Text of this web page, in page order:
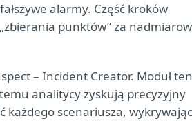
alarmy. Część kroków
punktów” za
– Incident Creator. Moduł ten
analitycy zyskują precyzyjny
każdego scenariusza, wykrywając